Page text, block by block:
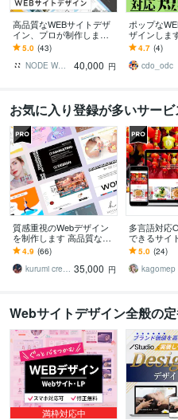
高品質なWEBサイトデザ
イン、プロが制作します
ヒアリング重視★イメー
ジ通りのWebサイトデザ
イン制作します
5.0 (43)
NODE WORKS
40,000 円
ポップな
ザインしま
ト・遊び心
の個性をぐ
ます
4.7 (4)
cdo_odc
お気に入り登録が多いサービ
質感重視のWebデザイン
を制作します 高品質なデ
ザインに特化したWEBサ
イトをデザインします
4.9 (66)
kurumi creative 35,000 円
多言語対応
できるサイ
ます スマホ
デザインの
オススメ！
5.0 (24)
kagomep
Webサイトデザイン全般の
満枠対応中